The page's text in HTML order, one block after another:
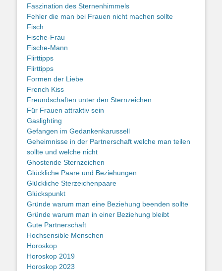
Faszination des Sternenhimmels
Fehler die man bei Frauen nicht machen sollte
Fisch
Fische-Frau
Fische-Mann
Flirttipps
Flirttipps
Formen der Liebe
French Kiss
Freundschaften unter den Sternzeichen
Für Frauen attraktiv sein
Gaslighting
Gefangen im Gedankenkarussell
Geheimnisse in der Partnerschaft welche man teilen
sollte und welche nicht
Ghostende Sternzeichen
Glückliche Paare und Beziehungen
Glückliche Sterzeichenpaare
Glückspunkt
Gründe warum man eine Beziehung beenden sollte
Gründe warum man in einer Beziehung bleibt
Gute Partnerschaft
Hochsensible Menschen
Horoskop
Horoskop 2019
Horoskop 2023